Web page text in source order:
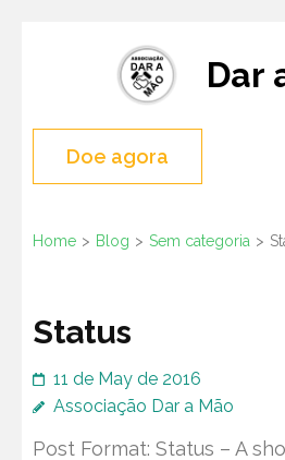
(Press
Enter)
Dar
Doe agora
Home > Blog > Sem categoria >
Status
11 de May de 2016
Associação Dar a Mão
Post Format: Status – A